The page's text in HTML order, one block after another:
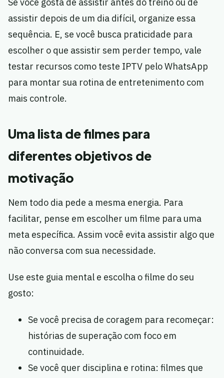
Se você gosta de assistir antes do treino ou de
assistir depois de um dia difícil, organize essa
sequência. E, se você busca praticidade para
escolher o que assistir sem perder tempo, vale
testar recursos como teste IPTV pelo WhatsApp
para montar sua rotina de entretenimento com
mais controle.
Uma lista de filmes para
diferentes objetivos de
motivação
Nem todo dia pede a mesma energia. Para
facilitar, pense em escolher um filme para uma
meta específica. Assim você evita assistir algo que
não conversa com sua necessidade.
Use este guia mental e escolha o filme do seu
gosto:
Se você precisa de coragem para recomeçar:
histórias de superação com foco em
continuidade.
Se você quer disciplina e rotina: filmes que